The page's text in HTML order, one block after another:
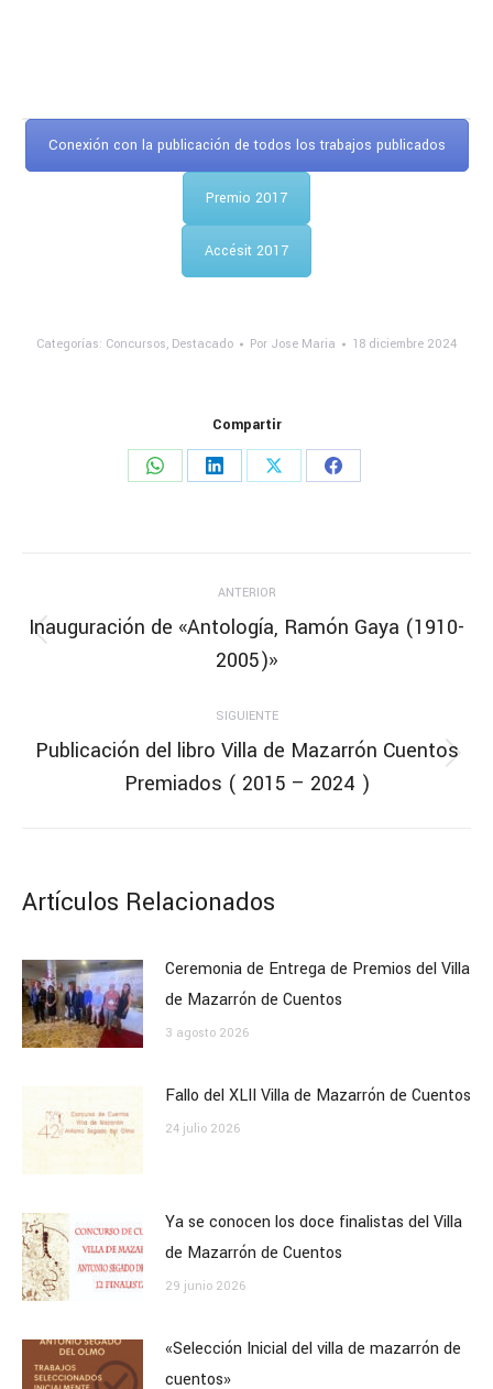
Conexión con la publicación de todos los trabajos publicados
Premio 2017
Accésit 2017
Categorías: Concursos, Destacado Por Jose Maria 18 diciembre 2024
Compartir
ANTERIOR
Inauguración de «Antología, Ramón Gaya (1910-
2005)»
SIGUIENTE
Publicación del libro Villa de Mazarrón Cuentos
Premiados ( 2015 – 2024 )
Artículos Relacionados
Ceremonia de Entrega de Premios del Villa
de Mazarrón de Cuentos
3 agosto 2026
Fallo del XLII Villa de Mazarrón de Cuentos
24 julio 2026
Ya se conocen los doce finalistas del Villa
de Mazarrón de Cuentos
29 junio 2026
«Selección Inicial del villa de mazarrón de
cuentos»